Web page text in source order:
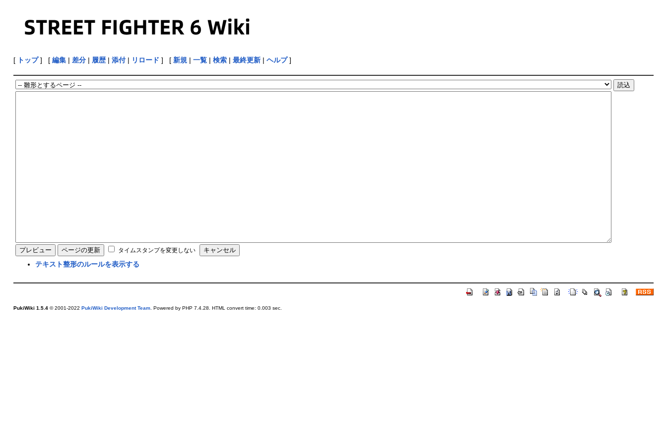
[ トップ] [ 編集| 差分| 履歴| 添付| リロード ] [ 新規| 一覧| 検索| 最終更新| ヘルプ]
タイムスタンプを変更しない
テキスト整形のルールを表示する
PukiWiki 1.5.4© 2001-2022 PukiWiki Development Team. Powered by PHP 7.4.28. HTML convert time: 0.003 sec.